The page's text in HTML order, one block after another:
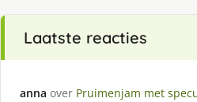
Laatste reacties
anna over Pruimenjam met